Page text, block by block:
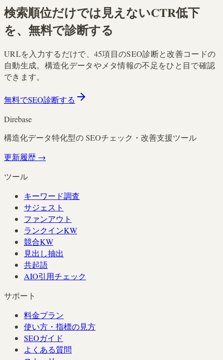
検索順位だけでは見えないCTR低下
を、無料で診断する
URLを入力するだけで、45項目のSEO診断と改善コードの
自動生成。構造化データやメタ情報の不足をひと目で確認
できます。
無料でSEO診断する
Direbase
構造化データ特化型の SEOチェック・改善支援ツール
更新履歴 →
ツール
キーワード調査
サジェスト
ファンアウト
ランクインKW
競合KW
見出し抽出
共起語
AIO引用チェック
サポート
料金プラン
使い方・指標の見方
SEOガイド
よくある質問